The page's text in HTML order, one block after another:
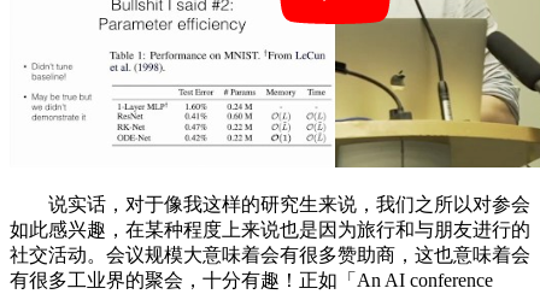
说实话，对于像我这样的研究生来说，我们之所以对参会
如此感兴趣，在某种程度上来说也是因为旅行和与朋友进行的
社交活动。会议规模大意味着会有很多赞助商，这也意味着会
有很多工业界的聚会，十分有趣！正如「An AI conference